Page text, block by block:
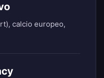
calcio europeo,